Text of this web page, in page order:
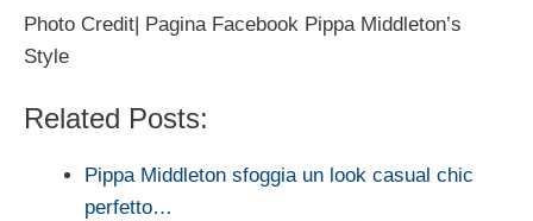
Photo Credit| Pagina Facebook Pippa Middleton’s
Style
Related Posts:
Pippa Middleton sfoggia un look casual chic
perfetto…